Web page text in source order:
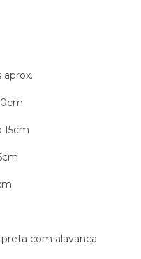
com alavanca